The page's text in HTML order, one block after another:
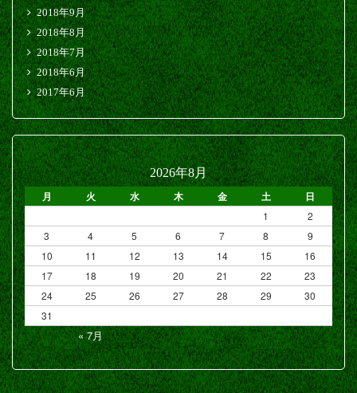
2018年9月
2018年8月
2018年7月
2018年6月
2017年6月
2026年8月
月 火 水 木 金 土 日
« 7月
1
2
3
4 5 6 7 8
9
10
11 12 13 14 15
16
17
18 19 20 21 22
23
24
25 26 27 28 29
30
31